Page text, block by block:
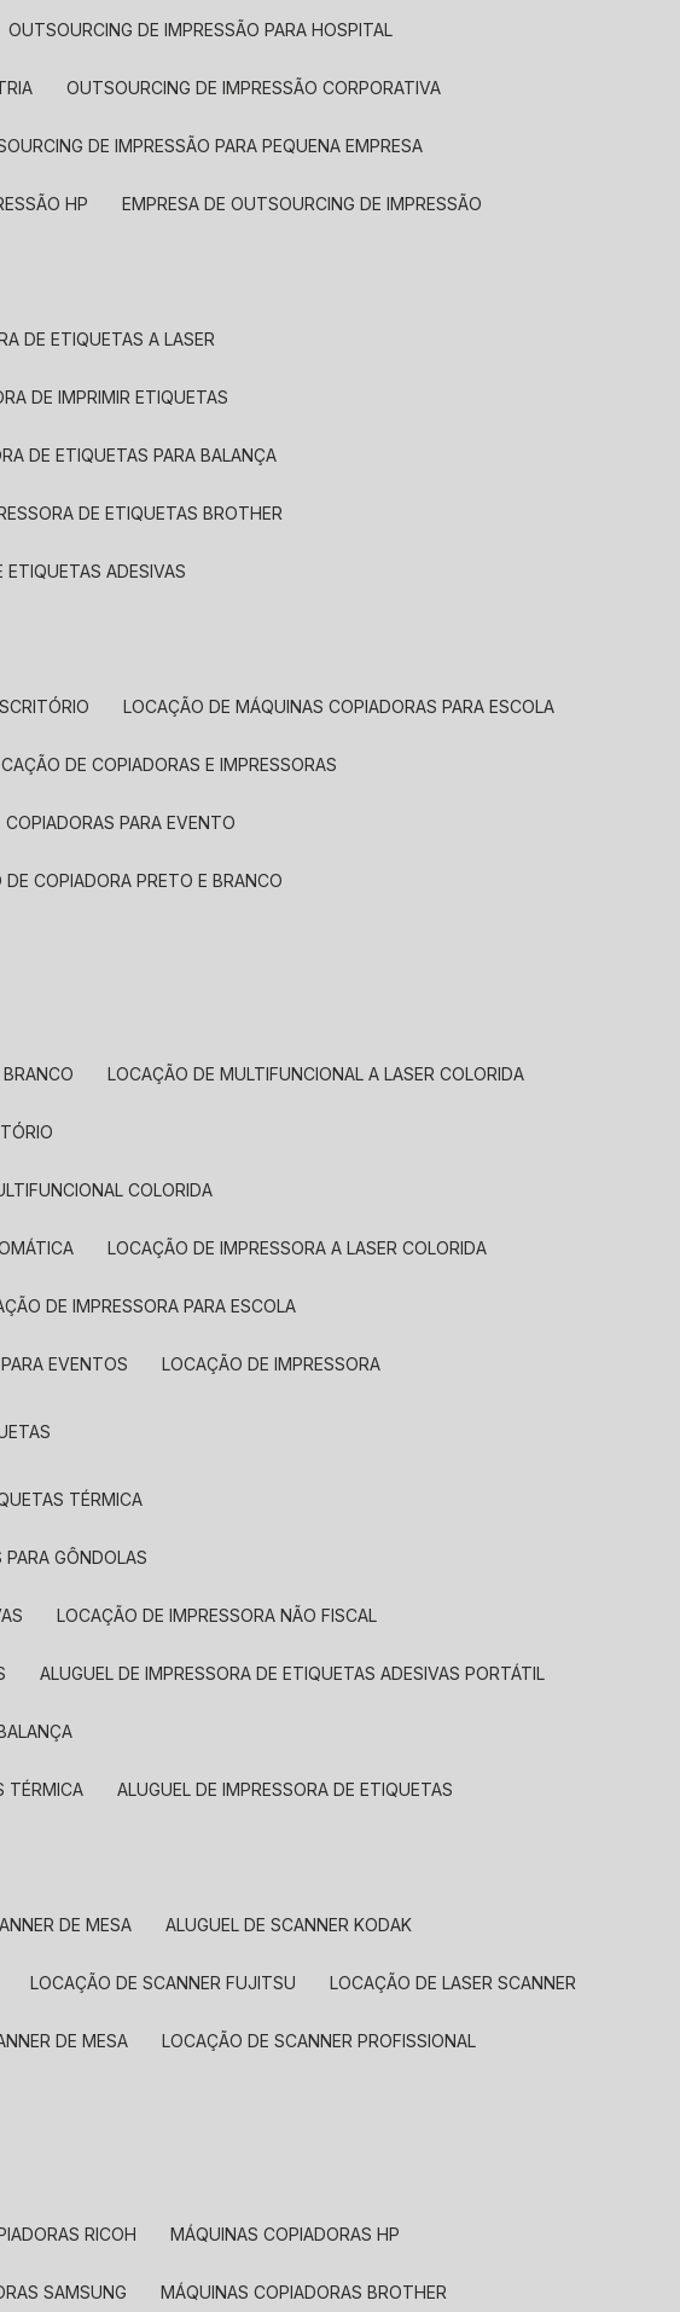
OUTSOURCING DE IMPRESSÃO PARA HOSPITAL
OUTSOURCING DE IMPRESSÃO CORPORATIVA
DE IMPRESSÃO PARA PEQUENA EMPRESA
HP EMPRESA DE OUTSOURCING DE IMPRESSÃO
DE ETIQUETAS A LASER
DE IMPRIMIR ETIQUETAS
DE ETIQUETAS PARA BALANÇA
DE ETIQUETAS BROTHER
ETIQUETAS ADESIVAS
LOCAÇÃO DE MÁQUINAS COPIADORAS PARA ESCOLA
DE COPIADORAS E IMPRESSORAS
COPIADORAS PARA EVENTO
DE COPIADORA PRETO E BRANCO
LOCAÇÃO DE MULTIFUNCIONAL A LASER COLORIDA
COLORIDA
LOCAÇÃO DE IMPRESSORA A LASER COLORIDA
DE IMPRESSORA PARA ESCOLA
EVENTOS LOCAÇÃO DE IMPRESSORA
TÉRMICA
PARA GÔNDOLAS
LOCAÇÃO DE IMPRESSORA NÃO FISCAL
ALUGUEL DE IMPRESSORA DE ETIQUETAS ADESIVAS PORTÁTIL
TÉRMICA ALUGUEL DE IMPRESSORA DE ETIQUETAS
DE MESA ALUGUEL DE SCANNER KODAK
LOCAÇÃO DE SCANNER FUJITSU LOCAÇÃO DE LASER SCANNER
DE MESA LOCAÇÃO DE SCANNER PROFISSIONAL
RICOH MÁQUINAS COPIADORAS HP
SAMSUNG MÁQUINAS COPIADORAS BROTHER